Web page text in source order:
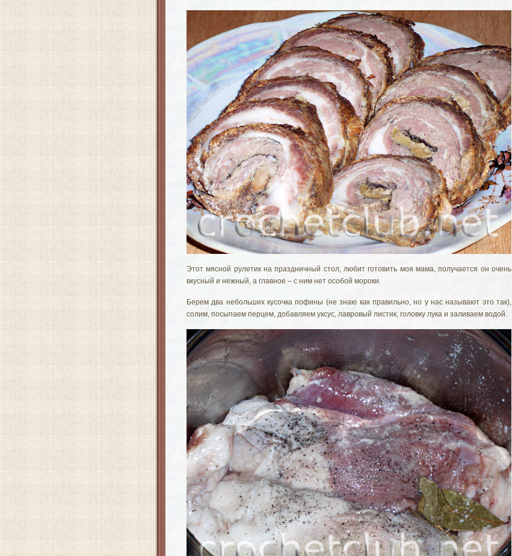
Этот мясной рулетик на праздничный стол, любит готовить моя мама, получается он очень
вкусный и нежный, а главное – с ним нет особой мороки.
Берем два небольших кусочка пофины (не знаю как правильно, но у нас называют это так),
солим, посыпаем перцем, добавляем уксус, лавровый листик, головку лука и заливаем водой.